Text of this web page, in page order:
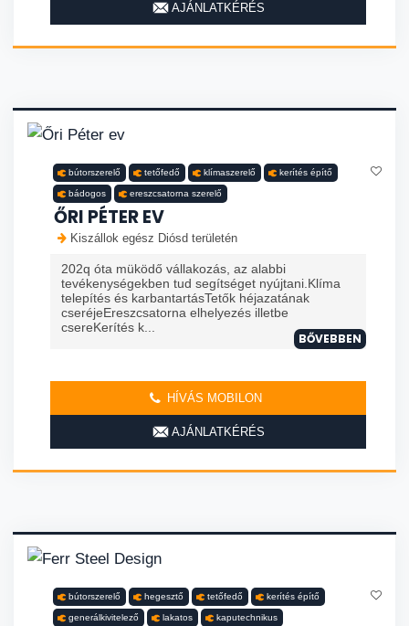
AJÁNLATKÉRÉS
bútorszerelő tetőfedő klímaszerelő kerítés építő
bádogos ereszcsatorna szerelő
ŐRI PÉTER EV
Kiszállok egész Diósd területén
202q óta müködő vállakozás, az alabbi
tevékenységekben tud segítséget nyújtani.Klíma
telepítés és karbantartásTetők héjazatának
cseréjeEreszcsatorna elhelyezés illetbe
csereKerítés k...
BŐVEBBEN
HÍVÁS MOBILON
AJÁNLATKÉRÉS
bútorszerelő hegesztő tetőfedő kerítés építő
generálkivitelező lakatos kaputechnikus